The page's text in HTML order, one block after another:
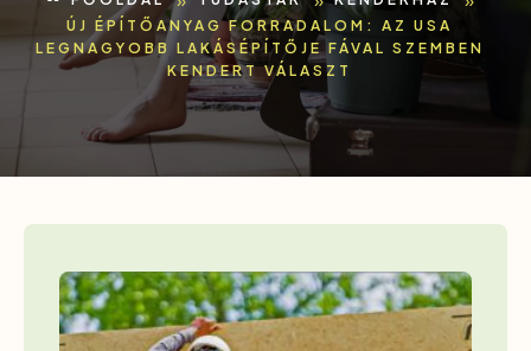
ÚJ ÉPÍTŐANYAG FORRADALOM: AZ USA
LEGNAGYOBB LAKÁSÉPÍTŐJE FÁVAL SZEMBEN
KENDERT VÁLASZT